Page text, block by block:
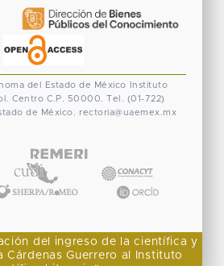
del Estado de México
Instituto
Centro C.P. 50000. Tel. (01-722)
de México. rectoria@uaemex.mx
del ingreso de la científica y
Cárdenas Guerrero al Instituto